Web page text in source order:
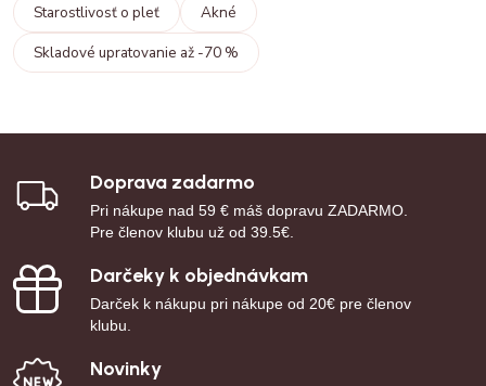
Starostlivosť o pleť
Akné
Skladové upratovanie až -70 %
Doprava zadarmo
Pri nákupe nad 59 € máš dopravu ZADARMO.
Pre členov klubu už od 39.5€.
Darčeky k objednávkam
Darček k nákupu pri nákupe od 20€ pre členov
klubu.
Novinky